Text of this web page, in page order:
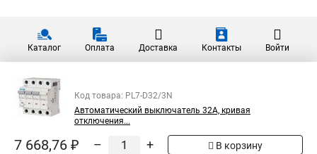
Каталог Оплата Доставка Контакты Войти
Код товара: PL7-D32/3N
Автоматический выключатель 32А, кривая
отключения...
7 668,76 ₽ – + В корзину